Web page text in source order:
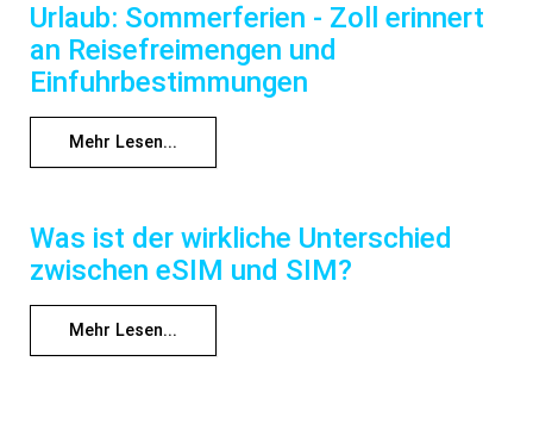
Urlaub: Sommerferien - Zoll erinnert
an Reisefreimengen und
Einfuhrbestimmungen
Mehr Lesen...
Was ist der wirkliche Unterschied
zwischen eSIM und SIM?
Mehr Lesen...